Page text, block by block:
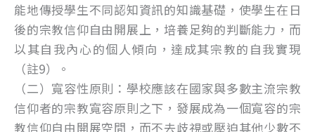
能地傳授學生不同認知資訊的知識基礎，使學生在日
後的宗教信仰自由開展上，培養足夠的判斷能力，而
以其自我內心的個人傾向，達成其宗教的自我實現
（註9）。
（二）寬容性原則：學校應該在國家與多數主流宗教
信仰者的宗教寬容原則之下，發展成為一個寬容的宗
教信仰自由開展空間，而不去歧視或壓迫其他少數不